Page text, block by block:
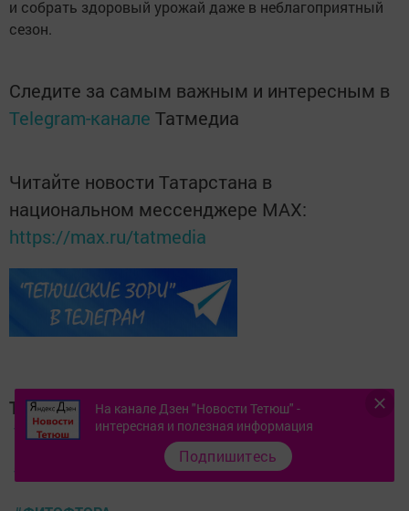
и собрать здоровый урожай даже в неблагоприятный
сезон.
Следите за самым важным и интересным в
Telegram-канале Татмедиа
Читайте новости Татарстана в
национальном мессенджере MАХ:
https://max.ru/tatmedia
Теги:
#ДАЧНЫЕСОВЕТЫ
#СОВЕТЫОГОРОДНИКАМ
На канале Дзен "Новости Тетюш" -
интересная и полезная информация
Подпишитесь